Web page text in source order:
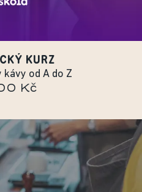
KURZ
od A do Z
Kč